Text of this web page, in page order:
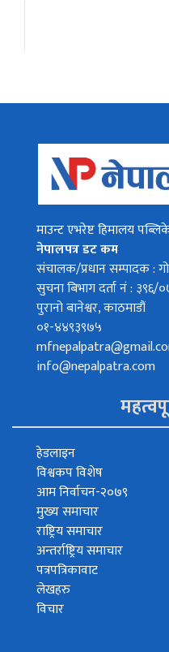
माउन्ट एभरेष्ट हिमालय
नेपालपत्र डट कम
संचालक/प्रधान सम्पादक :
सुचना बिभाग दर्ता नं :
पुरानो बानेश्वर, काठमाडौं
०१-४४९३९७५
info@nepalpatra.com
हेडलाइन
विश्वकप विशेष
आम निर्वाचन-२०७९
मुख्य समाचार
राष्ट्रिय समाचार
अन्तर्राष्ट्रिय समाचार
पत्रपत्रिकावाट
लेखहरु
विचार